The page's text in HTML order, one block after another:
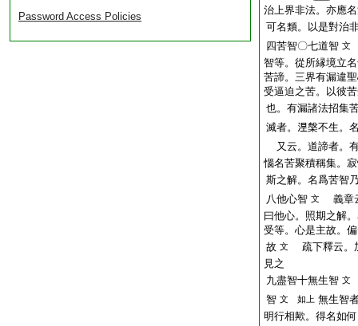
Password Access Policies
治上界非法。亦應
可名類。以是對治
四苦智〇七道智 文
智等。從所縁境立
苦諦。三界有漏違
受逼迫之苦。以彼
也。有漏諸法招集
滅者。𣵀槃不生。
又云。道諦者。
惱名苦聚積稱集。
斯之解。名爲苦智
八他心智 文
義章
曰他心。照期之解
受等。心是主故。
故 文
疏下釋云。
見之
九盡智十無生智 文
智 文 如上 無生智
明行相歟。得名如